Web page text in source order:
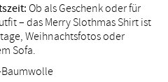
Ob als Geschenk oder für
– das Merry Slothmas Shirt ist
Weihnachtsfotos oder
Sofa.